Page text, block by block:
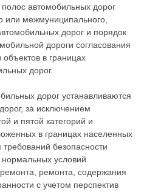
автомобильных дорог
или межмуниципального,
дорог и порядок
дороги согласования
объектов в границах
дорог.
дорог устанавливаются
за исключением
и пятой категорий и
в границах населенных
безопасности
условий
ремонта, ремонта, содержания
с учетом перспектив